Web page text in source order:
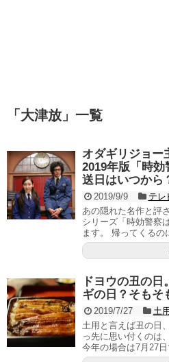
「 大津放 」 一覧
オダギリジョー
2019年版「時
送日はいつから
2019/9/9 テレ
あの隠れた名作と評
シリーズ「時効警察
ます。 帰ってくるの
ドヨウの丑の
ギの日？そもそ
2019/7/27 土用
土用と言えば丑の日
っ先に思い付くのは
今年の場合は7月27日